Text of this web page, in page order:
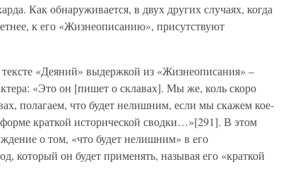
Как обнаруживается, в двух других случаях, когда
к его «Жизнеописанию», присутствуют
«Деяний» выдержкой из «Жизнеописания» –
«Это он [пишет о склавах]. Мы же, коль скоро
полагаем, что будет нелишним, если мы скажем кое-
краткой исторической сводки…»[291]. В этом
о том, «что будет нелишним» в его
который он будет применять, называя его «краткой